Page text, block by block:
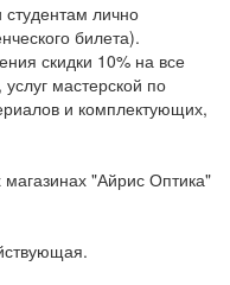
лично
билета).
скидки 10% на все
мастерской по
и комплектующих,
магазинах "Айрис Оптика"